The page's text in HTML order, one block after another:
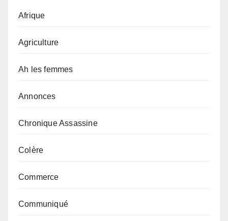
Afrique
Agriculture
Ah les femmes
Annonces
Chronique Assassine
Colère
Commerce
Communiqué